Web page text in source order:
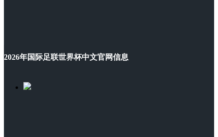
2026年国际足联世界杯中文官网信息